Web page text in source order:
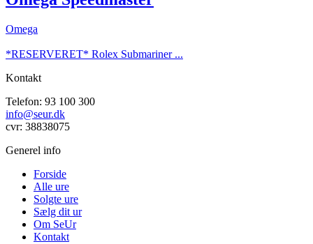
Omega
*RESERVERET* Rolex Submariner ...
Kontakt
Telefon: 93 100 300
info@seur.dk
cvr: 38838075
Generel info
Forside
Alle ure
Solgte ure
Sælg dit ur
Om SeUr
Kontakt